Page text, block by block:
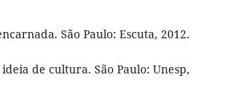
encarnada. São Paulo: Escuta, 2012.
de cultura. São Paulo: Unesp,